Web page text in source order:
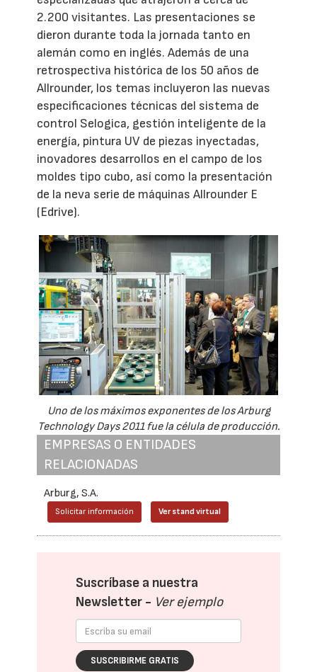
2.200 visitantes. Las presentaciones se
dieron durante toda la jornada tanto en
alemán como en inglés. Además de una
retrospectiva histórica de los 50 años de
Allrounder, los temas incluyeron las nuevas
especificaciones técnicas del sistema de
control Selogica, gestión inteligente de la
energía, pintura UV de piezas inyectadas,
inovadores desarrollos en el campo de los
moldes tipo cubo, así como la presentación
de la neva serie de máquinas Allrounder E
(Edrive).
Uno de los máximos exponentes de los Arburg
Technology Days 2011 fue la célula de producción.
EMPRESAS O ENTIDADES
RELACIONADAS
Arburg, S.A.
Solicitar información Ver stand virtual
Suscríbase a nuestra
Newsletter - Ver ejemplo
SUSCRIBIRME GRATIS